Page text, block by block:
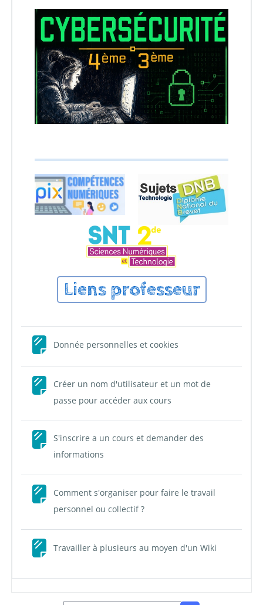
Liens professeur
Donnée personnelles et cookiesPage
Créer un nom d'utilisateur et un mot de
passe pour accéder aux coursPage
S'inscrire a un cours et demander des
informationsPage
Comment s'organiser pour faire le travail
personnel ou collectif ?Page
Travailler à plusieurs au moyen d'un WikiPage